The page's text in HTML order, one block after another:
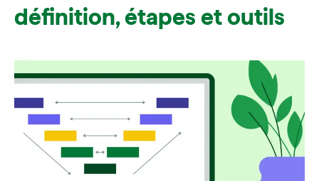
Actus Produit
définition, étapes et outils